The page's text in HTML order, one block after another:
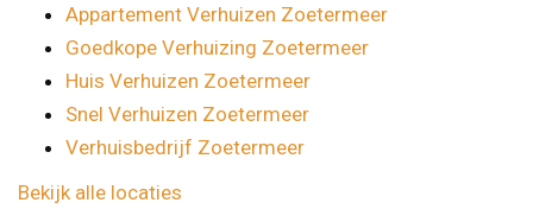
Appartement Verhuizen Zoetermeer
Goedkope Verhuizing Zoetermeer
Huis Verhuizen Zoetermeer
Snel Verhuizen Zoetermeer
Verhuisbedrijf Zoetermeer
Bekijk alle locaties